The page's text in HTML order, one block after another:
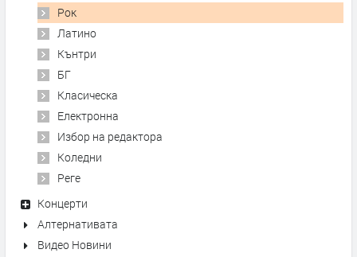
Рок
Латино
Кънтри
БГ
Класическа
Електронна
Избор на редактора
Коледни
Реге
Концерти
Алтернативата
Видео Новини